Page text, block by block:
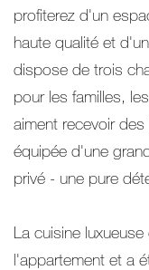
profiterez d'un
haute qualité et
dispose de trois
pour les familles,
aiment recevoir
équipée d'une
privé - une pure
La cuisine
l'appartement et a